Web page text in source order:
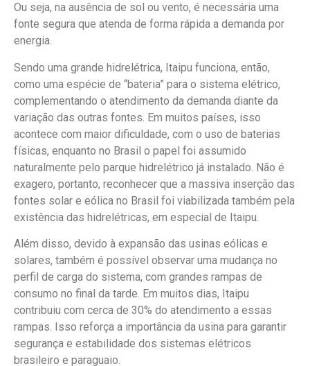
Ou seja, na ausência de sol ou vento, é necessária uma
fonte segura que atenda de forma rápida a demanda por
energia.
Sendo uma grande hidrelétrica, Itaipu funciona, então,
como uma espécie de “bateria” para o sistema elétrico,
complementando o atendimento da demanda diante da
variação das outras fontes. Em muitos países, isso
acontece com maior dificuldade, com o uso de baterias
físicas, enquanto no Brasil o papel foi assumido
naturalmente pelo parque hidrelétrico já instalado. Não é
exagero, portanto, reconhecer que a massiva inserção das
fontes solar e eólica no Brasil foi viabilizada também pela
existência das hidrelétricas, em especial de Itaipu.
Além disso, devido à expansão das usinas eólicas e
solares, também é possível observar uma mudança no
perfil de carga do sistema, com grandes rampas de
consumo no final da tarde. Em muitos dias, Itaipu
contribuiu com cerca de 30% do atendimento a essas
rampas. Isso reforça a importância da usina para garantir
segurança e estabilidade dos sistemas elétricos
brasileiro e paraguaio.